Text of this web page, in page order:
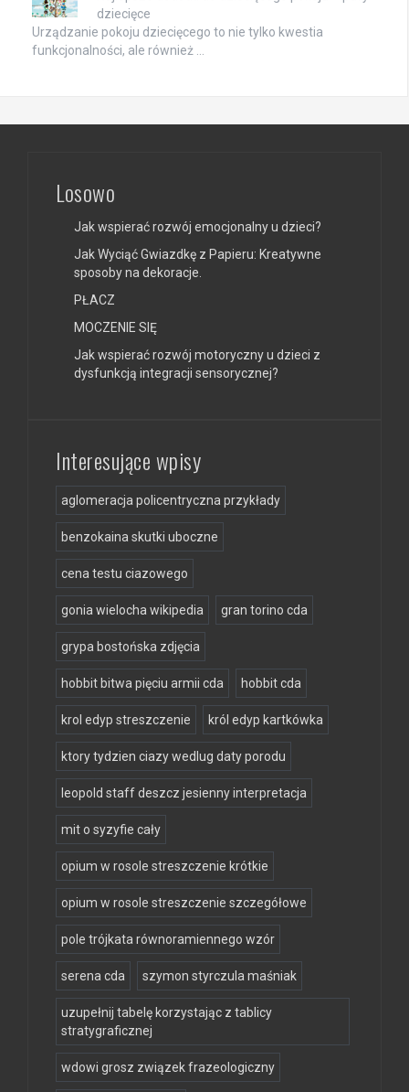
dziecięce
Urządzanie pokoju dziecięcego to nie tylko kwestia
funkcjonalności, ale również …
Losowo
Jak wspierać rozwój emocjonalny u dzieci?
Jak Wyciąć Gwiazdkę z Papieru: Kreatywne
sposoby na dekoracje.
PŁACZ
MOCZENIE SIĘ
Jak wspierać rozwój motoryczny u dzieci z
dysfunkcją integracji sensorycznej?
Interesujące wpisy
aglomeracja policentryczna przykłady
benzokaina skutki uboczne
cena testu ciazowego
gonia wielocha wikipedia gran torino cda
grypa bostońska zdjęcia
hobbit bitwa pięciu armii cda hobbit cda
krol edyp streszczenie król edyp kartkówka
ktory tydzien ciazy wedlug daty porodu
leopold staff deszcz jesienny interpretacja
mit o syzyfie cały
opium w rosole streszczenie krótkie
opium w rosole streszczenie szczegółowe
pole trójkata równoramiennego wzór
serena cda szymon styrczula maśniak
uzupełnij tabelę korzystając z tablicy
stratygraficznej
wdowi grosz związek frazeologiczny